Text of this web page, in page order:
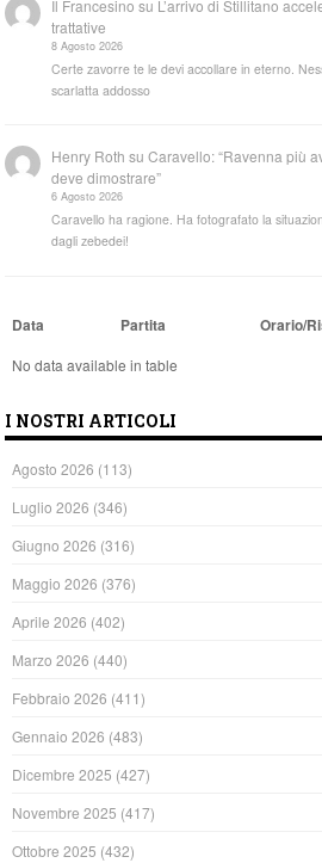
Il Francesino su L’arrivo di Stillitano
trattative
8 Agosto 2026
Certe zavorre te le devi accollare in eterno.
scarlatta addosso
Henry Roth suCaravello: “Ravenna più
deve dimostrare”
6 Agosto 2026
Caravello ha ragione. Ha fotografato la
dagli zebedei!
Data Partita Orario/
No data available in table
I NOSTRI ARTICOLI
Agosto 2026 (113)
Luglio 2026 (346)
Giugno 2026 (316)
Maggio 2026 (376)
Aprile 2026 (402)
Marzo 2026 (440)
Febbraio 2026 (411)
Gennaio 2026 (483)
Dicembre 2025 (427)
Novembre 2025 (417)
Ottobre 2025 (432)